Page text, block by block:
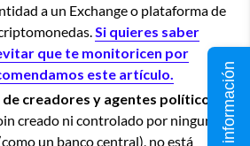
a un Exchange o plataforma de
Si quieres saber
que te monitoricen por
este artículo.
creadores y agentes políticos:
creado ni controlado por ninguna
un banco central), no está